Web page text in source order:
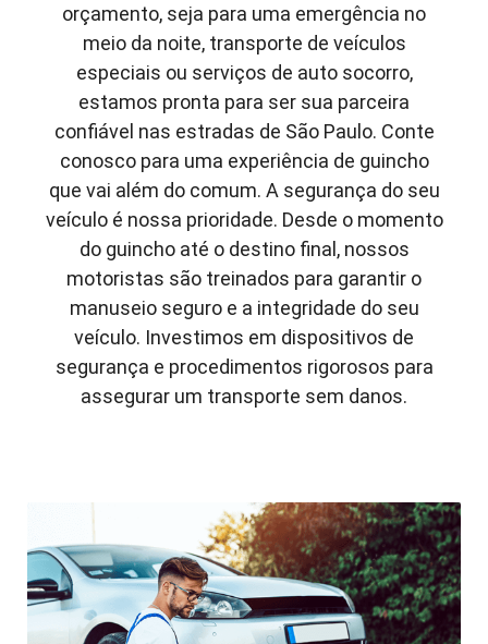
orçamento, seja para uma emergência no
meio da noite, transporte de veículos
especiais ou serviços de auto socorro,
estamos pronta para ser sua parceira
confiável nas estradas de São Paulo. Conte
conosco para uma experiência de guincho
que vai além do comum. A segurança do seu
veículo é nossa prioridade. Desde o momento
do guincho até o destino final, nossos
motoristas são treinados para garantir o
manuseio seguro e a integridade do seu
veículo. Investimos em dispositivos de
segurança e procedimentos rigorosos para
assegurar um transporte sem danos.